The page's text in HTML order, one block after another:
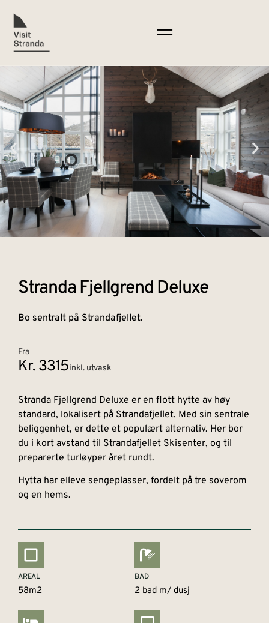
Stranda Fjellgrend Deluxe
Bo sentralt på Strandafjellet.
Fra
Kr. 3315inkl. utvask
Stranda Fjellgrend Deluxe er en flott hytte av høy
standard, lokalisert på Strandafjellet. Med sin sentrale
beliggenhet, er dette et populært alternativ. Her bor
du i kort avstand til Strandafjellet Skisenter, og til
preparerte turløyper året rundt.
Hytta har elleve sengeplasser, fordelt på tre soverom
og en hems.
AREAL
58m2
BAD
2 bad m/ dusj